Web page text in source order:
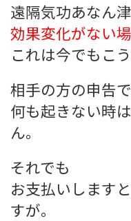
遠隔気功あなん津
効果変化がない
これは今でもこう
相手の方の申告で
何も起きない時
ん。
それでも
お支払いします
すが。